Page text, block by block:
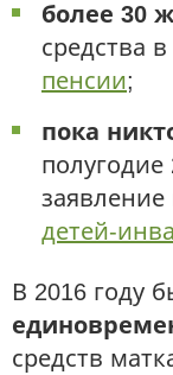
более 30
средства
пенсии;
пока
полугодие
детей-
В 2016 году
средств